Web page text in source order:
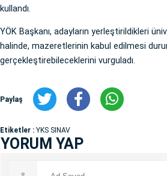
kullandı.
YÖK Başkanı, adayların yerleştirildikleri
halinde, mazeretlerinin kabul edilmesi
gerçekleştirebileceklerini vurguladı.
Paylaş
Etiketler : YKS SINAV
YORUM YAP